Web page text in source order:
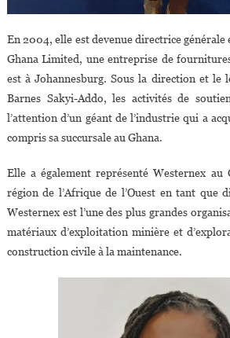
En 2004, elle est devenue directrice
Ghana Limited, une entreprise de
est à Johannesburg. Sous la direction et le
Barnes Sakyi-Addo, les activités de
l’attention d’un géant de l’industrie qui a
compris sa succursale au Ghana.
Elle a également représenté Westernex au
région de l’Afrique de l’Ouest en tant que
Westernex est l’une des plus grandes
matériaux d’exploitation minière et
construction civile à la maintenance.